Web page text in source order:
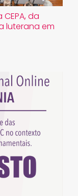
da
luterana em